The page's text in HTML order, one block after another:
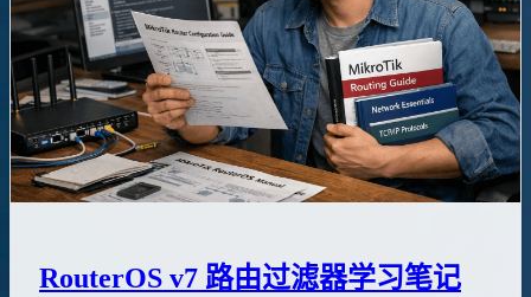
RouterOS v7 路由过滤器学习笔记